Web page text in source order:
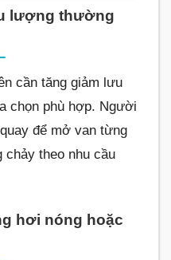
lượng thường
cần tăng giảm lưu
chọn phù hợp. Người
để mở van từng
chảy theo nhu cầu
hơi nóng hoặc